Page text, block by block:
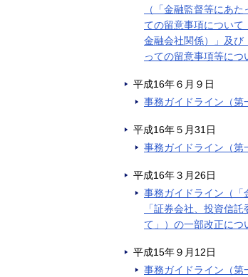
（「金融監督等にあ
ての留意事項について
金融会社関係）」及び
っての留意事項等につ
平成16年６月９日
事務ガイドライン（第
平成16年５月31日
事務ガイドライン（第
平成16年３月26日
事務ガイドライン（「
「証券会社、投資信
て」）の一部改正につ
平成15年９月12日
事務ガイドライン（第